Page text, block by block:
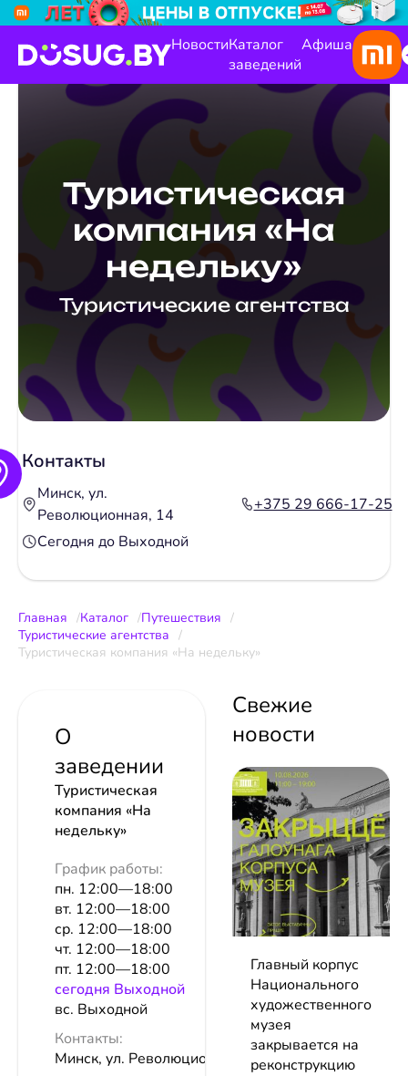
НовостиКаталог
заведений
Афиша
Туристическая
компания «На
недельку»
Туристические агентства
Контакты
Минск, ул.
Революционная, 14
+375 29 666-17-25
Сегодня до Выходной
Главная Каталог
Путешествия
Туристические агентства
Туристическая компания «На недельку»
О
заведении
Туристическая
компания «На
недельку»
График работы:
пн. 12:00—18:00
вт. 12:00—18:00
ср. 12:00—18:00
чт. 12:00—18:00
пт. 12:00—18:00
сeгодня Выходной
вс. Выходной
Контакты:
Минск, ул. Революционная, 14
Свежие
новости
Главный корпус
Национального
художественного
музея
закрывается на
реконструкцию